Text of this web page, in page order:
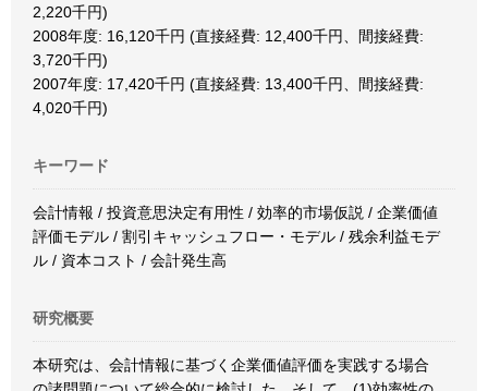
2,220千円)
2008年度: 16,120千円 (直接経費: 12,400千円、間接経費:
3,720千円)
2007年度: 17,420千円 (直接経費: 13,400千円、間接経費:
4,020千円)
キーワード
会計情報 / 投資意思決定有用性 / 効率的市場仮説 / 企業価値
評価モデル / 割引キャッシュフロー・モデル / 残余利益モデ
ル / 資本コスト / 会計発生高
研究概要
本研究は、会計情報に基づく企業価値評価を実践する場合